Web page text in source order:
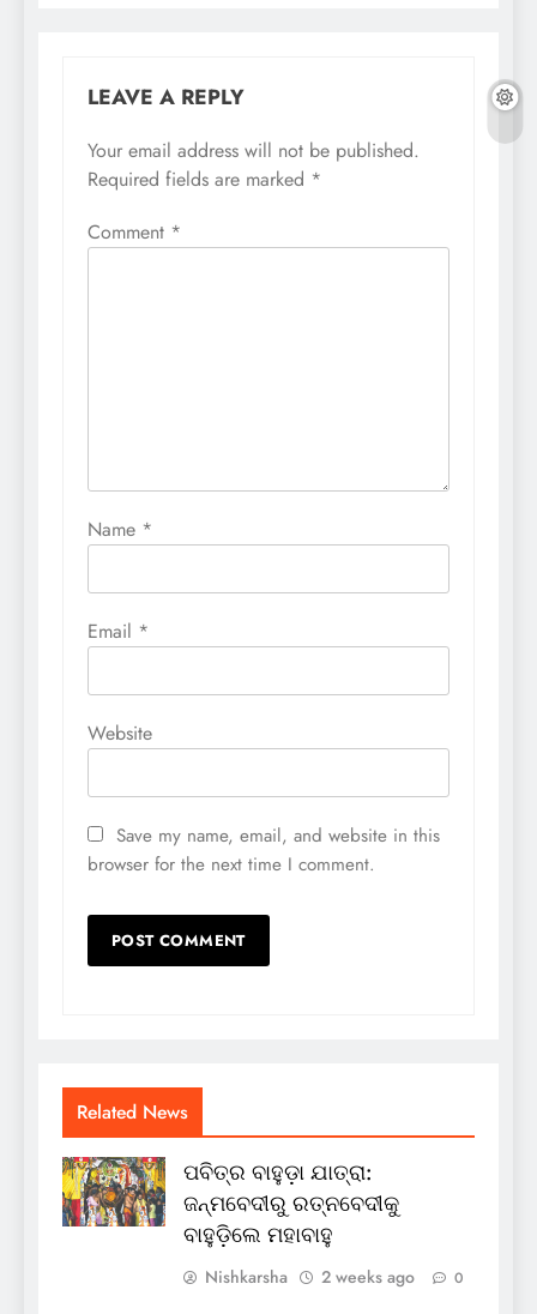
LEAVE A REPLY
Your email address will not be published.
Required fields are marked *
Comment *
Name *
Email *
Website
Save my name, email, and website in this
browser for the next time I comment.
Related News
ପବିତ୍ର ବାହୁଡ଼ା ଯାତ୍ରା:
ଜନ୍ମବେଦୀରୁ ରତ୍ନବେଦୀକୁ
ବାହୁଡ଼ିଲେ ମହାବାହୁ
Nishkarsha 2 weeks ago 0